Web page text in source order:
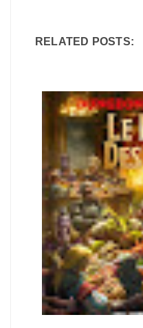
RELATED POSTS: